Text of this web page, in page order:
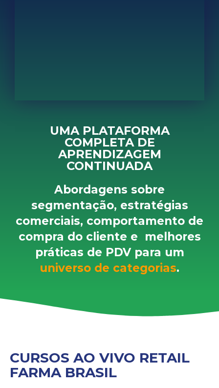
UMA PLATAFORMA
COMPLETA DE
APRENDIZAGEM
CONTINUADA
Abordagens sobre
segmentação, estratégias
comerciais, comportamento de
compra do cliente e melhores
práticas de PDV para um
universo de categorias.
CURSOS AO VIVO RETAIL
FARMA BRASIL